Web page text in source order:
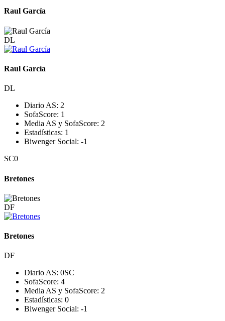
Raul García
DL
Raul García
DL
Diario AS: 2
SofaScore: 1
Media AS y SofaScore: 2
Estadísticas: 1
Biwenger Social: -1
SC0
Bretones
DF
Bretones
DF
Diario AS: 0SC
SofaScore: 4
Media AS y SofaScore: 2
Estadísticas: 0
Biwenger Social: -1